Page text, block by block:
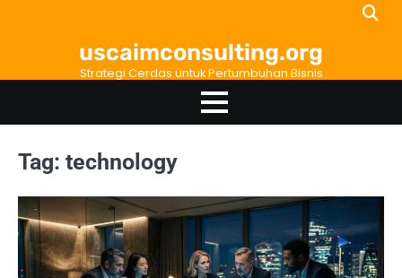
uscaimconsulting.org
Strategi Cerdas untuk Pertumbuhan Bisnis
Tag: technology